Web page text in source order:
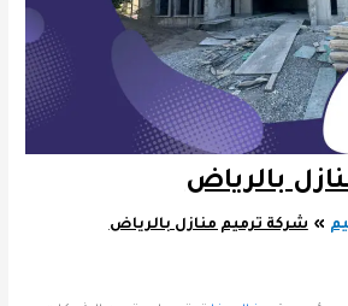
بالرياض
شركة ترميم منازل بالرياض